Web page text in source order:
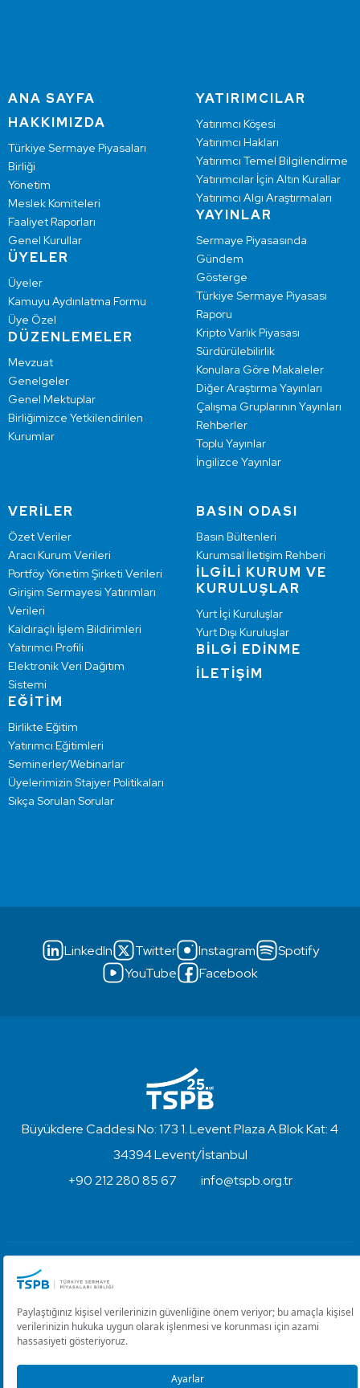
ANA SAYFA
HAKKIMIZDA
Türkiye Sermaye Piyasaları
Birliği
Yönetim
Meslek Komiteleri
Faaliyet Raporları
Genel Kurullar
ÜYELER
Üyeler
Kamuyu Aydınlatma Formu
Üye Özel
DÜZENLEMELER
Mevzuat
Genelgeler
Genel Mektuplar
Birliğimizce Yetkilendirilen
Kurumlar
YATIRIMCILAR
Yatırımcı Köşesi
Yatırımcı Hakları
Yatırımcı Temel Bilgilendirme
Yatırımcılar İçin Altın Kurallar
Yatırımcı Algı Araştırmaları
YAYINLAR
Sermaye Piyasasında
Gündem
Gösterge
Türkiye Sermaye Piyasası
Raporu
Kripto Varlık Piyasası
Sürdürülebilirlik
Konulara Göre Makaleler
Diğer Araştırma Yayınları
Çalışma Gruplarının Yayınları
Rehberler
Toplu Yayınlar
İngilizce Yayınlar
VERİLER
Özet Veriler
Aracı Kurum Verileri
Portföy Yönetim Şirketi Verileri
Girişim Sermayesi Yatırımları
Verileri
Kaldıraçlı İşlem Bildirimleri
Yatırımcı Profili
Elektronik Veri Dağıtım
Sistemi
EĞİTİM
Birlikte Eğitim
Yatırımcı Eğitimleri
Seminerler/Webinarlar
Üyelerimizin Stajyer Politikaları
Sıkça Sorulan Sorular
BASIN ODASI
Basın Bültenleri
Kurumsal İletişim Rehberi
İLGİLİ KURUM VE
KURULUŞLAR
Yurt İçi Kuruluşlar
Yurt Dışı Kuruluşlar
BİLGİ EDİNME
İLETİŞİM
LinkedIn Twitter Instagram
Spotify
YouTube
Facebook
Büyükdere Caddesi No: 173 1. Levent Plaza A Blok Kat: 4
34394 Levent/İstanbul
+90 212 280 85 67
info@tspb.org.tr
Kullanım Koşulları ve Gizlilik
Çerez Ayarlarını Düzenle